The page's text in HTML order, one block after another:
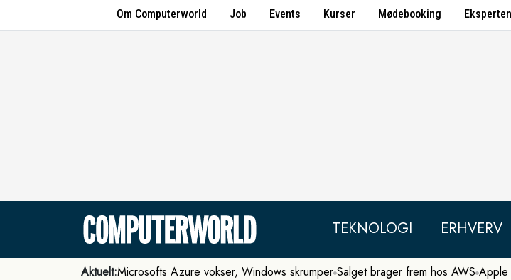
Om Computerworld Job Events Kurser Mødebooking Eksperten
TEKNOLOGI ERHVERV
Aktuelt:Microsofts Azure vokser, Windows skrumper Salget brager frem hos AWS